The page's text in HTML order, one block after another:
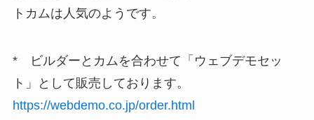
トカムは人気のようです。
* ビルダーとカムを合わせて「ウェブデモセッ
ト」として販売しております。
https://webdemo.co.jp/order.html